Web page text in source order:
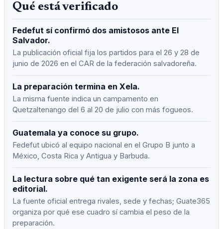
Qué está verificado
Fedefut sí confirmó dos amistosos ante El
Salvador.
La publicación oficial fija los partidos para el 26 y 28 de
junio de 2026 en el CAR de la federación salvadoreña.
La preparación termina en Xela.
La misma fuente indica un campamento en
Quetzaltenango del 6 al 20 de julio con más fogueos.
Guatemala ya conoce su grupo.
Fedefut ubicó al equipo nacional en el Grupo B junto a
México, Costa Rica y Antigua y Barbuda.
La lectura sobre qué tan exigente será la zona es
editorial.
La fuente oficial entrega rivales, sede y fechas; Guate365
organiza por qué ese cuadro sí cambia el peso de la
preparación.